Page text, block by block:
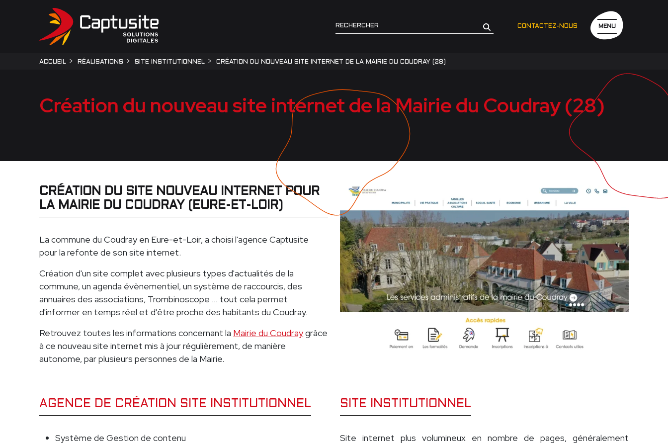
CONTACTEZ-NOUS MENU
ACCUEIL RÉALISATIONS SITE INSTITUTIONNEL CRÉATION DU NOUVEAU SITE INTERNET DE LA MAIRIE DU COUDRAY (28)
Création du nouveau site internet de la Mairie du Coudray (28)
CRÉATION DU SITE NOUVEAU INTERNET POUR
LA MAIRIE DU COUDRAY (EURE-ET-LOIR)
La commune du Coudray en Eure-et-Loir, a choisi l'agence Captusite
pour la refonte de son site internet.
Création d'un site complet avec plusieurs types d'actualités de la
commune, un agenda évènementiel, un système de raccourcis, des
annuaires des associations, Trombinoscope ... tout cela permet
d'informer en temps réel et d'être proche des habitants du Coudray.
Retrouvez toutes les informations concernant la Mairie du Coudraygrâce
à ce nouveau site internet mis à jour régulièrement, de manière
autonome, par plusieurs personnes de la Mairie.
AGENCE DE CRÉATION SITE INSTITUTIONNEL
Système de Gestion de contenu
SITE INSTITUTIONNEL
Site internet plus volumineux en nombre de pages, généralement